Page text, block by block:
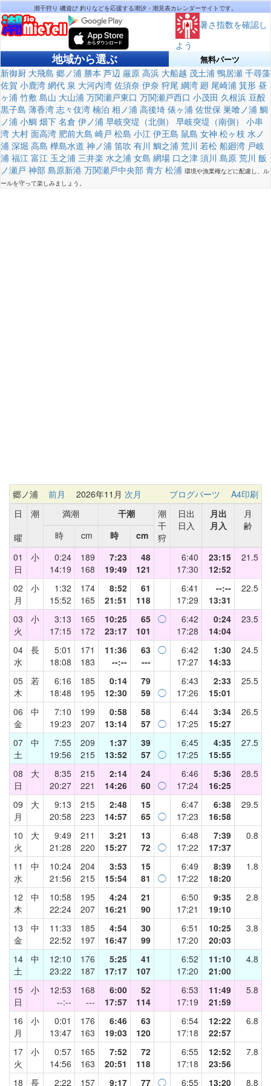
潮干狩り 磯遊び 釣りなどを応援する潮汐・潮見表カレンダーサイトです。
暑さ指数を確認し
よう
地域から選ぶ 無料パーツ
新御厨 大飛島 郷ノ浦 勝本 芦辺 厳原 高浜 大船越 茂土浦 鴨居瀬 千尋藻
佐賀 小鹿湾 網代 泉 大河内湾 佐須奈 伊奈 狩尾 綱湾 廻 尾崎浦 箕形 昼
ヶ浦 竹敷 島山 大山浦 万関瀬戸東口 万関瀬戸西口 小茂田 久根浜 豆酘
黒子島 薄香湾 志々伎湾 楠泊 相ノ浦 高後埼 俵ヶ浦 佐世保 巣喰ノ浦 鯛
ノ浦 小鯛 畑下 名倉 伊ノ浦 早岐突堤（北側） 早岐突堤（南側）
小串
湾 大村 面高湾 肥前大島 崎戸 松島 小江 伊王島 鼠島 女神 松ヶ枝 水ノ
浦 深堀 高島 樺島水道 神ノ浦 笛吹 有川 鯛之浦 荒川 若松 船廻湾 戸岐
浦 福江 富江 玉之浦 三井楽 水之浦 女島 網場 口之津 須川 島原 荒川 飯
ノ瀬戸 神部 島原新港 万関瀬戸中央部 青方 松浦 環境や漁業権などに配慮し、ル
ールを守って楽しみましょう。
郷ノ浦 前月 2026年11月 次月 ブログパーツ
A4印刷
日
曜
潮 満潮 干潮
潮
干
狩
日出
日入
月出
月入
月
齢
時
cm 時
cm
01
日
小
0:24
14:19
189
168
7:23
19:49
48
121
6:40
17:30
23:15
12:52
21.5
02
月
小
1:32
15:52
174
165
8:52
21:51
61
118
6:41
17:29
--:--
13:31
22.5
03
火
小
3:13
17:15
165
172
10:25
23:17
65
101
◯
6:42
17:28
0:24
14:04
23.5
04
水
長
5:01
18:08
171
183
11:36
--:--
63
---
◯
6:42
17:27
1:30
14:33
24.5
05
木
若
6:16
18:48
185
195
0:14
12:30
79
59 ◯
6:43
17:26
2:33
15:01
25.5
06
金
中
7:10
19:23
199
207
0:58
13:14
58
57 ◯
6:44
17:25
3:34
15:27
26.5
07
土
中
7:55
19:56
209
215
1:37
13:52
39
57 ◯
6:45
17:25
4:35
15:55
27.5
08
日
大
8:35
20:27
215
221
2:14
14:26
24
60 ◯
6:46
17:24
5:36
16:25
28.5
09
月
大
9:13
20:58
215
223
2:48
14:57
15
65 ◯
6:47
17:23
6:38
16:58
29.5
10
火
大
9:49
21:28
211
220
3:21
15:27
13
72 ◯
6:48
17:22
7:39
17:37
0.8
11
水
中
10:24
21:56
204
215
3:53
15:54
15
81
◯
6:49
17:22
8:39
18:20
1.8
12
木
中
10:58
22:24
195
207
4:24
16:21
21
90
6:50
17:21
9:35
19:10
2.8
13
金
中
11:33
22:52
185
197
4:54
16:47
30
99
6:51
17:20
10:25
20:03
3.8
14
土
中
12:10
23:22
176
187
5:25
17:17
41
107
6:52
17:20
11:10
21:00
4.8
15
日
小
12:53
--:--
168
---
6:00
17:57
52
114
6:53
17:19
11:49
21:59
5.8
16
月
小
0:01
13:47
176
163
6:46
19:03
63
120
6:54
17:18
12:22
22:57
6.8
17
火
小
0:57
14:56
165
163
7:52
20:51
72
118
6:55
17:18
12:52
23:56
7.8
18 長 2:22 157 9:17 77 ◯ 6:55 13:20 8.8